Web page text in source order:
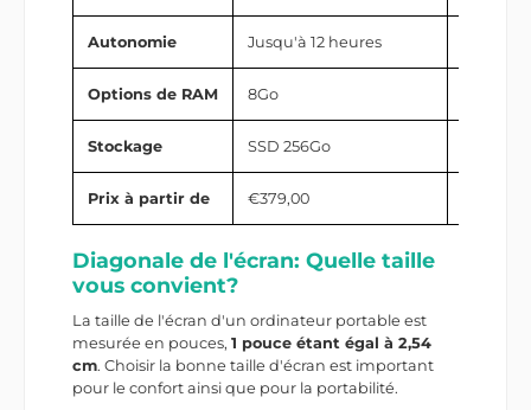
Autonomie Jusqu'à 12 heures
Options de RAM 8Go
Stockage SSD 256Go
Prix à partir de €379,00
Diagonale de l'écran: Quelle taille
vous convient?
La taille de l'écran d'un ordinateur portable est
mesurée en pouces, 1 pouce étant égal à 2,54
cm. Choisir la bonne taille d'écran est important
pour le confort ainsi que pour la portabilité.